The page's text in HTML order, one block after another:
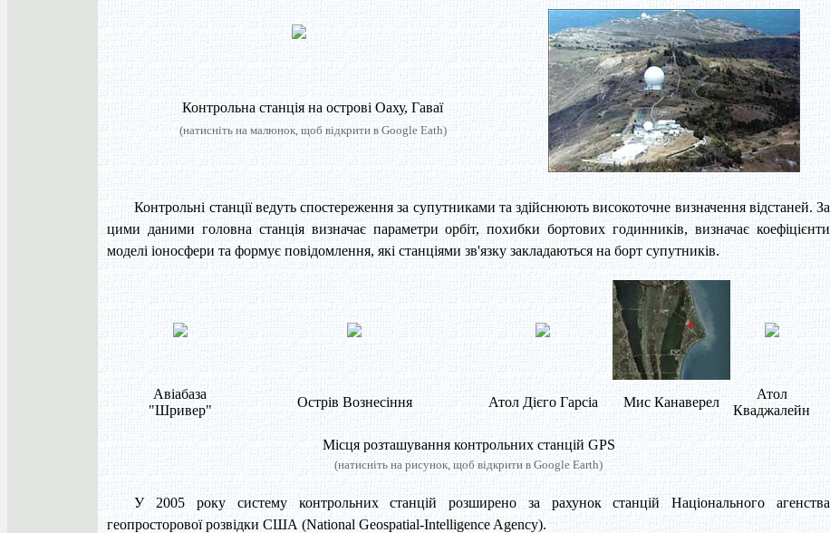
Контрольна станція на острові Оаху, Гаваї
(натисніть на малюнок, щоб відкрити в Google Eath)
Контрольні станції ведуть спостереження за супутниками та здійснюють високоточне визначення відстаней. За
цими даними головна станція визначає параметри орбіт, похибки бортових годинників, визначає коефіцієнти
моделі іоносфери та формує повідомлення, які станціями зв'язку закладаються на борт супутників.
Авіабаза
"Шривер"
Острів Вознесіння Атол Дієго Гарсіа Мис Канаверел
Атол
Кваджалейн
Місця розташування контрольних станцій GPS
(натисніть на рисунок, щоб відкрити в Google Earth)
У 2005 року систему контрольних станцій розширено за рахунок станцій Національного агенства
геопросторової розвідки США (National Geospatial-Intelligence Agency).